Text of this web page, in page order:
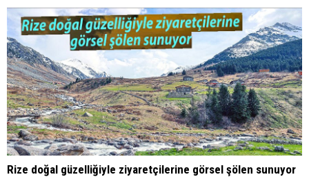
Rize doğal güzelliğiyle ziyaretçilerine görsel şölen sunuyor